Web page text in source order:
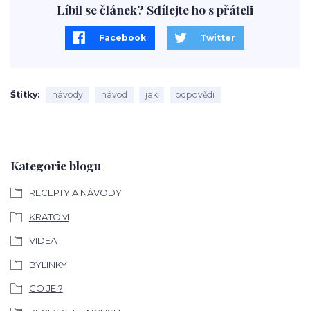
Kategorie blogu
RECEPTY A NÁVODY
KRATOM
VIDEA
BYLINKY
CO JE ?
Líbil se článek? Sdílejte ho s přáteli
Facebook Twitter
Štítky návody návod jak odpovědi